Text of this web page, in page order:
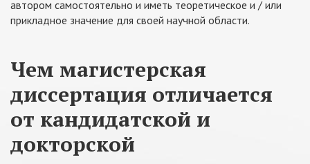
автором самостоятельно и иметь теоретическое и / или
прикладное значение для своей научной области.
Чем магистерская
диссертация отличается
от кандидатской и
докторской